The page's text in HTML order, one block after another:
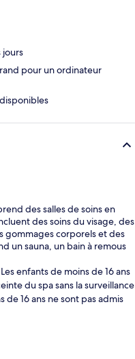
jours
pour un ordinateur
des salles de soins en
des soins du visage, des
gommages corporels et des
un sauna, un bain à remous
enfants de moins de 16 ans
du spa sans la surveillance
16 ans ne sont pas admis